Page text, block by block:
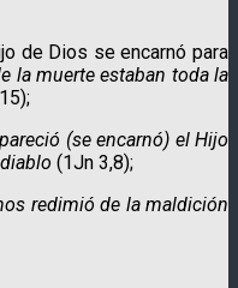
de Dios se encarnó para
la muerte estaban toda la
(se encar­nó) el Hijo
(1Jn 3,8);
redimió de la maldición